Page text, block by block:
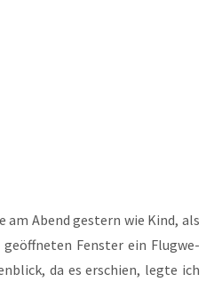
am Abend ges­tern wie Kind, als
geöff­ne­ten Fens­ter ein Flug­we­
da es erschien, leg­te ich